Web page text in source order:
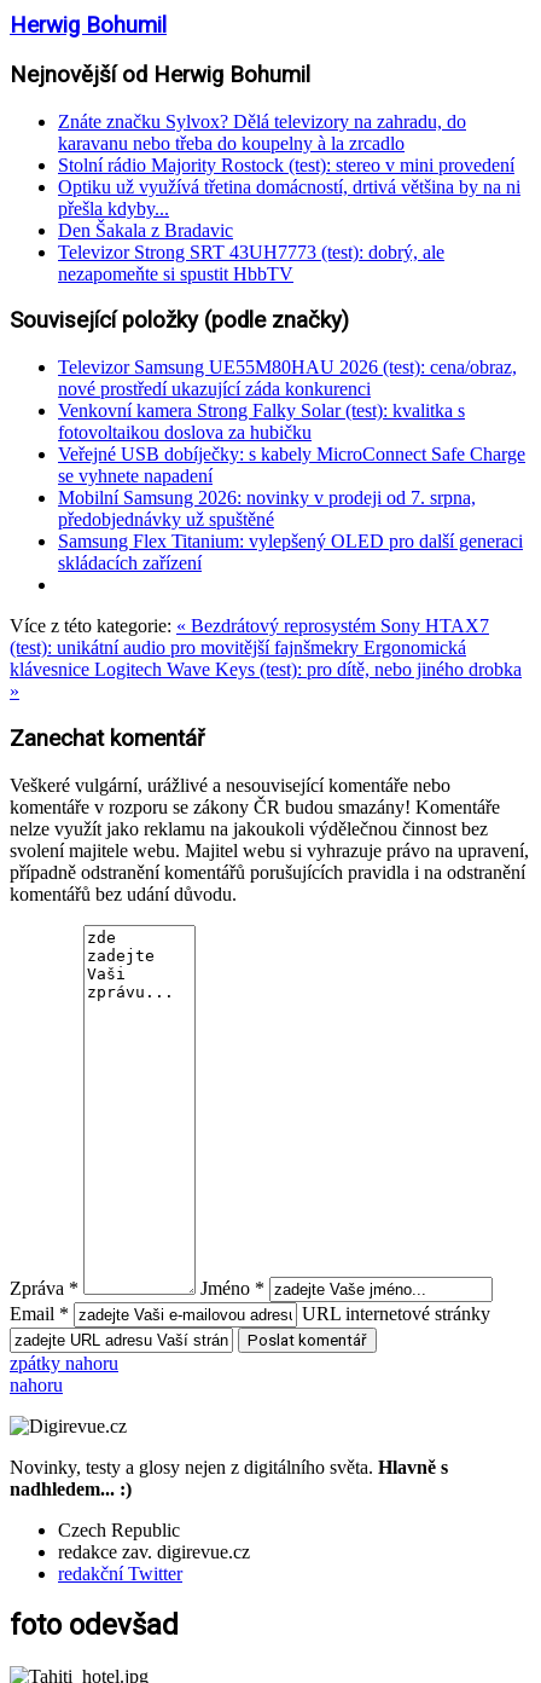
Herwig Bohumil
Nejnovější od Herwig Bohumil
Znáte značku Sylvox? Dělá televizory na zahradu, do
karavanu nebo třeba do koupelny à la zrcadlo
Stolní rádio Majority Rostock (test): stereo v mini provedení
Optiku už využívá třetina domácností, drtivá většina by na ni
přešla kdyby...
Den Šakala z Bradavic
Televizor Strong SRT 43UH7773 (test): dobrý, ale
nezapomeňte si spustit HbbTV
Související položky (podle značky)
Televizor Samsung UE55M80HAU 2026 (test): cena/obraz,
nové prostředí ukazující záda konkurenci
Venkovní kamera Strong Falky Solar (test): kvalitka s
fotovoltaikou doslova za hubičku
Veřejné USB dobíječky: s kabely MicroConnect Safe Charge
se vyhnete napadení
Mobilní Samsung 2026: novinky v prodeji od 7. srpna,
předobjednávky už spuštěné
Samsung Flex Titanium: vylepšený OLED pro další generaci
skládacích zařízení
Více z této kategorie: « Bezdrátový reprosystém Sony HTAX7
(test): unikátní audio pro movitější fajnšmekry Ergonomická
klávesnice Logitech Wave Keys (test): pro dítě, nebo jiného drobka
»
Zanechat komentář
Veškeré vulgární, urážlivé a nesouvisející komentáře nebo
komentáře v rozporu se zákony ČR budou smazány! Komentáře
nelze využít jako reklamu na jakoukoli výdělečnou činnost bez
svolení majitele webu. Majitel webu si vyhrazuje právo na upravení,
případně odstranění komentářů porušujících pravidla i na odstranění
komentářů bez udání důvodu.
Zpráva *
Jméno *
Email *
URL internetové stránky
zpátky nahoru
nahoru
Novinky, testy a glosy nejen z digitálního světa. Hlavně s
nadhledem... :)
Czech Republic
redakce zav. digirevue.cz
redakční Twitter
foto odevšad